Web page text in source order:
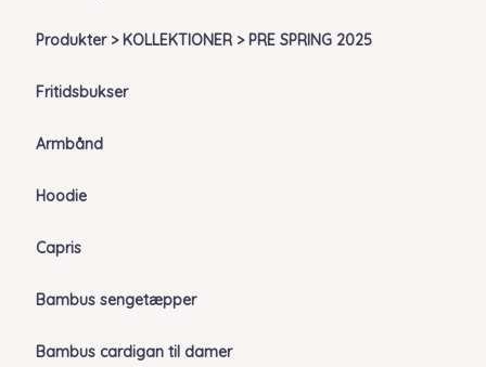
Produkter > KOLLEKTIONER > PRE SPRING 2025
Fritidsbukser
Armbånd
Hoodie
Capris
Bambus sengetæpper
Bambus cardigan til damer